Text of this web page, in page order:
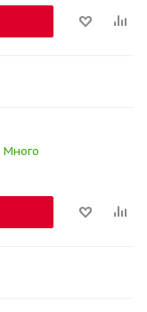
Много